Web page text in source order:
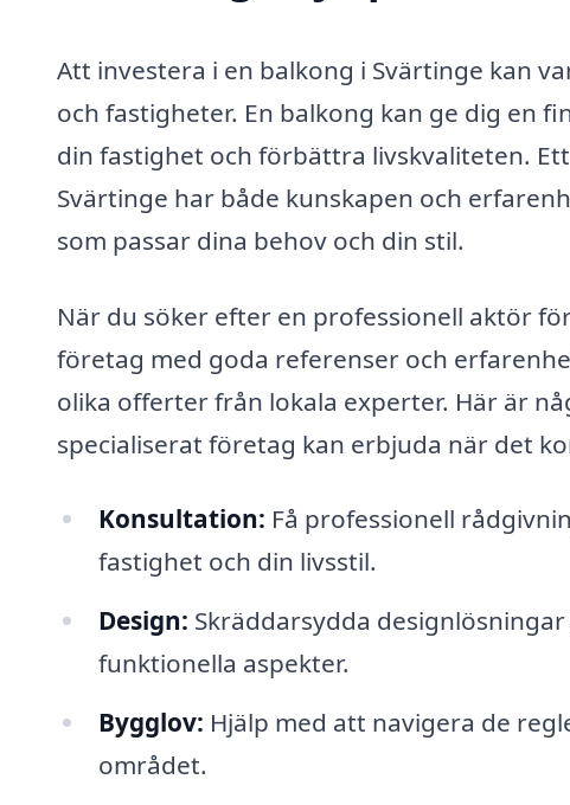
Att investera i en balkong i Svärtinge kan
och fastigheter. En balkong kan ge dig en
din fastighet och förbättra livskvaliteten.
Svärtinge har både kunskapen och
som passar dina behov och din stil.
När du söker efter en professionell aktör
företag med goda referenser och
olika offerter från lokala experter. Här är
specialiserat företag kan erbjuda när det
Konsultation: Få professionell
fastighet och din livsstil.
Design: Skräddarsydda
funktionella aspekter.
Bygglov: Hjälp med att navigera de
området.